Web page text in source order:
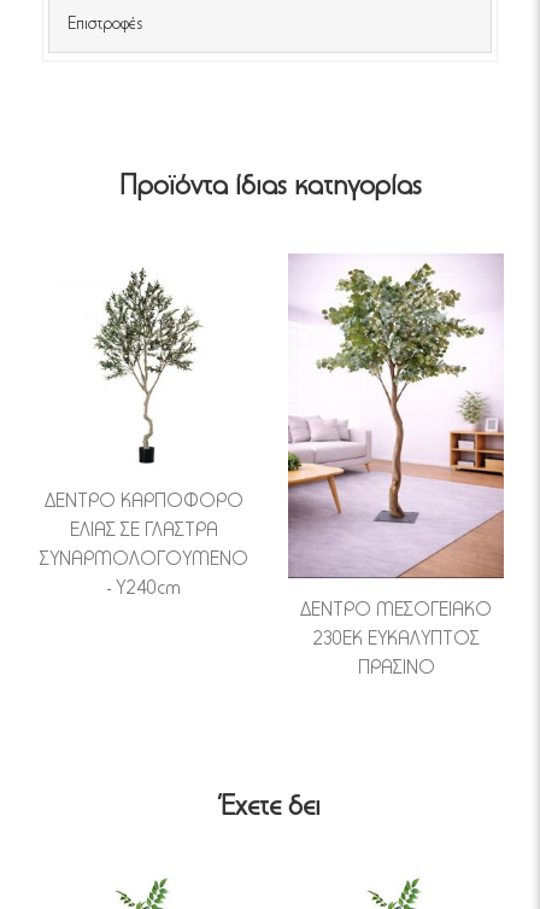
Επιστροφές
Προϊόντα ίδιας κατηγορίας
ΔΕΝΤΡΟ ΚΑΡΠΟΦΟΡΟ
ΕΛΙΑΣ ΣΕ ΓΛΑΣΤΡΑ
ΣΥΝΑΡΜΟΛΟΓΟΥΜΕΝΟ
- Υ240cm
ΔΕΝΤΡΟ ΜΕΣΟΓΕΙΑΚΟ
230ΕΚ ΕΥΚΑΛΥΠΤΟΣ
ΠΡΑΣΙΝΟ
Έχετε δει